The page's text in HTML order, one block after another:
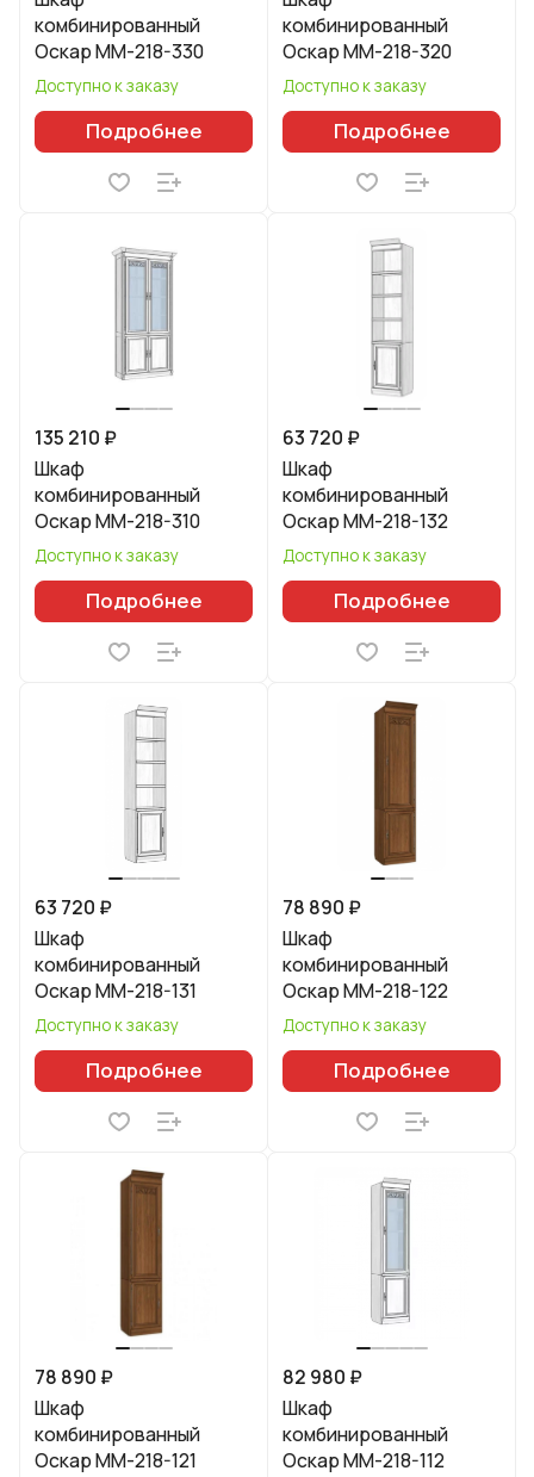
комбинированный
Оскар ММ-218-330
Доступно к заказу
Подробнее
комбинированный
Оскар ММ-218-320
Доступно к заказу
Подробнее
135 210 ₽
Шкаф
комбинированный
Оскар ММ-218-310
Доступно к заказу
Подробнее
63 720 ₽
Шкаф
комбинированный
Оскар ММ-218-132
Доступно к заказу
Подробнее
63 720 ₽
Шкаф
комбинированный
Оскар ММ-218-131
Доступно к заказу
Подробнее
78 890 ₽
Шкаф
комбинированный
Оскар ММ-218-122
Доступно к заказу
Подробнее
78 890 ₽
Шкаф
комбинированный
Оскар ММ-218-121
82 980 ₽
Шкаф
комбинированный
Оскар ММ-218-112